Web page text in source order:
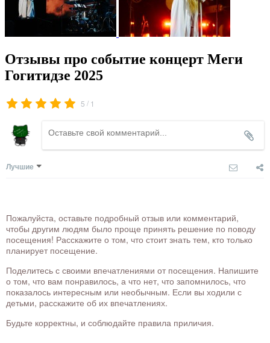
Отзывы про событие концерт Меги
Гогитидзе 2025
5 / 1
Лучшие
Пожалуйста, оставьте подробный отзыв или комментарий,
чтобы другим людям было проще принять решение по поводу
посещения! Расскажите о том, что стоит знать тем, кто только
планирует посещение.
Поделитесь с своими впечатлениями от посещения. Напишите
о том, что вам понравилось, а что нет, что запомнилось, что
показалось интересным или необычным. Если вы ходили с
детьми, расскажите об их впечатлениях.
Будьте корректны, и соблюдайте правила приличия.